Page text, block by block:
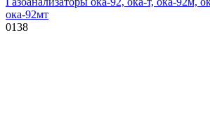
ока-92мт
0138